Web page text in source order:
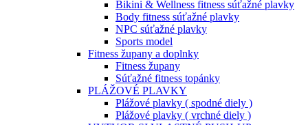
Bikini & Wellness fitness súťažné plavky
Body fitness súťažné plavky
NPC súťažné plavky
Sports model
Fitness župany a doplnky
Fitness župany
Súťažné fitness topánky
PLÁŽOVÉ PLAVKY
Plážové plavky ( spodné diely )
Plážové plavky ( vrchné diely )